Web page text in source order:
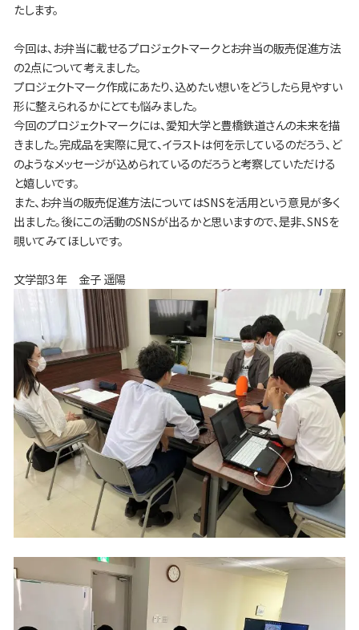
たします。
今回は、お弁当に載せるプロジェクトマークとお弁当の販売促進方法
の2点について考えました。
プロジェクトマーク作成にあたり、込めたい想いをどうしたら見やすい
形に整えられるかにとても悩みました。
今回のプロジェクトマークには、愛知大学と豊橋鉄道さんの未来を描
きました。完成品を実際に見て、イラストは何を示しているのだろう、ど
のようなメッセージが込められているのだろうと考察していただける
と嬉しいです。
また、お弁当の販売促進方法についてはSNSを活用という意見が多く
出ました。後にこの活動のSNSが出るかと思いますので、是非、SNSを
覗いてみてほしいです。
文学部３年 金子 遥陽